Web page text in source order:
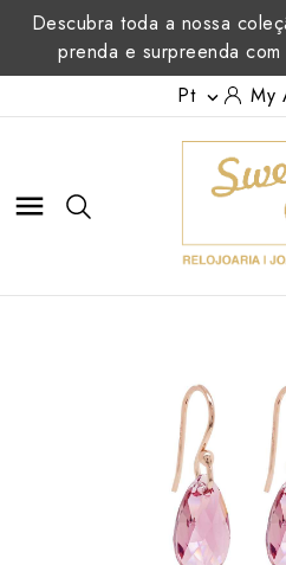
Descubra toda a nossa
prenda e surpreenda com
Pt  My
